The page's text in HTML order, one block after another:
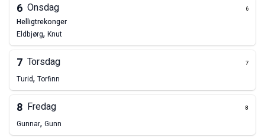
6 Onsdag 6
helligtrekonger
Eldbjørg, Knut
7 Torsdag 7
Turid, Torfinn
8 Fredag 8
Gunnar, Gunn